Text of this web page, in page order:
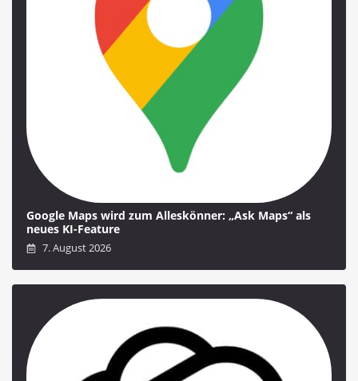
Google Maps wird zum Alleskönner: „Ask Maps“ als
neues KI-Feature
7. August 2026